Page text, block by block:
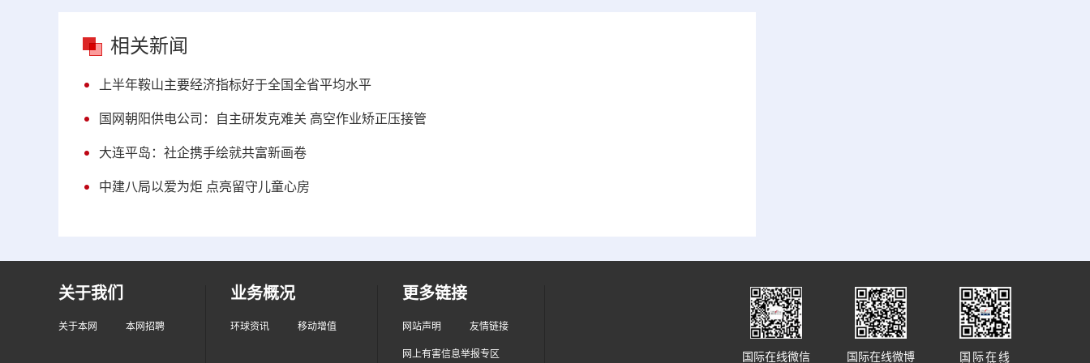
相关新闻
上半年鞍山主要经济指标好于全国全省平均水平
国网朝阳供电公司：自主研发克难关 高空作业矫正压接管
大连平岛：社企携手绘就共富新画卷
中建八局以爱为炬 点亮留守儿童心房
关于我们
关于本网 本网招聘
业务概况
环球资讯 移动增值
更多链接
网站声明 友情链接
网上有害信息举报专区
国际在线
国际在线微博
国际在线微信